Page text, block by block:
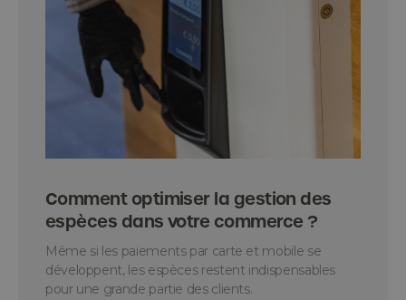
Comment optimiser la gestion des
espèces dans votre commerce ?
Même si les paiements par carte et mobile se
développent, les espèces restent indispensables
pour une grande partie des clients.